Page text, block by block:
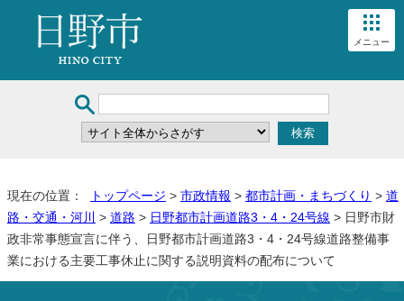
メニュー
現在の位置： トップページ > 市政情報 > 都市計画・まちづくり > 道
路・交通・河川 > 道路 > 日野都市計画道路3・4・24号線 > 日野市財
政非常事態宣言に伴う、日野都市計画道路3・4・24号線道路整備事
業における主要工事休止に関する説明資料の配布について